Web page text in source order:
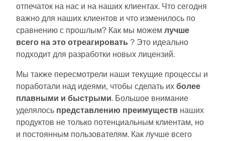
CFD-программное обеспечение для цифровых
аэродинамических труб
Подробнее
Dlubal API
Ваш портал в параметрическое моделирование и
ОТКРЫТЫЕ ВАКАНСИИ
отпечаток на нас и на наших клиентах. Что сегодня
важно для наших клиентов и что изменилось по
сравнению с прошлым? Как мы можем лучше
всего на это отреагировать ? Это идеально
подходит для разработки новых лицензий.
Мы также пересмотрели наши текущие процессы и
поработали над идеями, чтобы сделать их более
плавными и быстрыми. Большое внимание
уделялось представлению преимуществ наших
продуктов не только потенциальным клиентам, но
и постоянным пользователям. Как лучше всего